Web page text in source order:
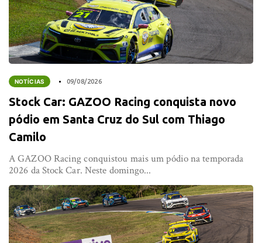
NOTÍCIAS 09/08/2026
Stock Car: GAZOO Racing conquista novo
pódio em Santa Cruz do Sul com Thiago
Camilo
A GAZOO Racing conquistou mais um pódio na temporada
2026 da Stock Car. Neste domingo...